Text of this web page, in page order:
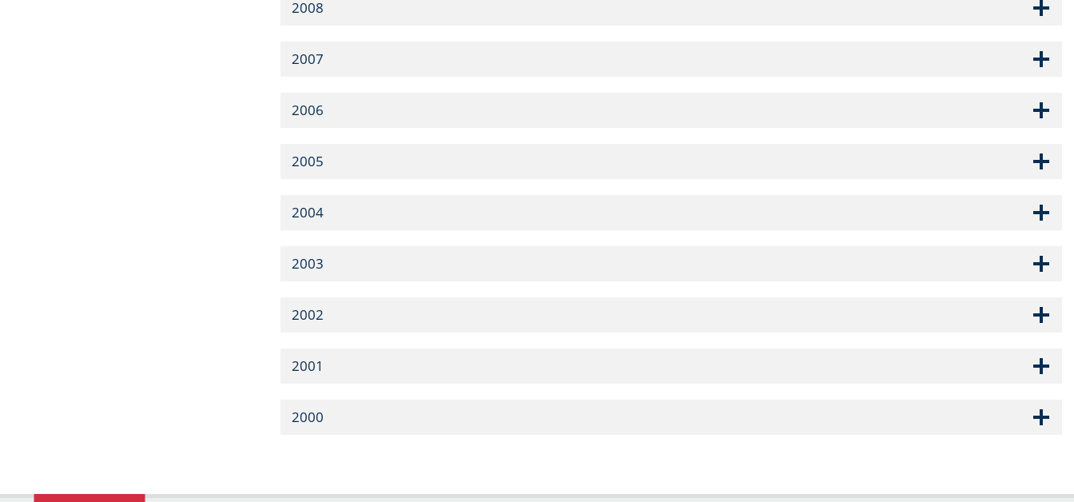
2008
2007
2006
2005
2004
2003
2002
2001
2000